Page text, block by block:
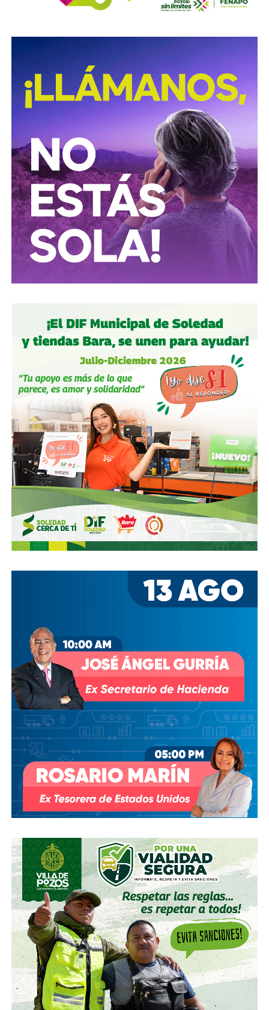
Procuración de Justicia 2026-2029, cuyo objetivo es
procesamiento ilegal de hidrocarburos.
Según la institución, el desmantelamiento de estos
centros clandestinos representa un golpe a las
estructuras logísticas y financieras dedicadas al mercado
ilícito de combustibles, una actividad que genera pérdidas
millonarias para el Estado y representa riesgos para la
infraestructura energética nacional.
Las autoridades señalaron que las investigaciones
continúan para identificar a las personas responsables de
operar estos inmuebles, así como las posibles redes
criminales relacionadas con el procesamiento y
distribución ilegal de combustibles.
También lee:Tangamanga prevé refuerzo con Guardia Civil
tras dos su1c1d10s